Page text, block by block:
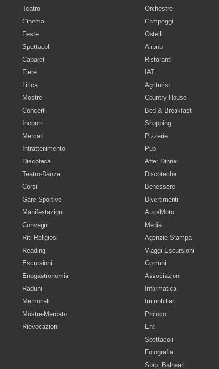
Teatro
Cinema
Feste
Spettacoli
Cabaret
Fiere
Lirica
Mostre
Concerti
Incontri
Mercati
Intrattenimento
Discoteca
Teatro-Danza
Corsi
Gare-Sportive
Manifestazioni
Convegni
Riti-Religiosi
Reading
Escursioni
Enogastronomia
Raduni
Memoriali
Mostre-Mercato
Rievocazioni
Orchestre
Campeggi
Ostelli
Airbnb
Ristoranti
IAT
Agriturist
Country House
Bed & Breakfast
Shopping
Pizzerie
Pub
After Dinner
Discoteche
Benessere
Divertimenti
Auto/Moto
Media
Agenzie Stampa
Viaggi Escursioni
Comuni
Associazioni
Informatica
Immobiliari
Proloco
Enti
Spettacoli
Fotografia
Stab. Balneari